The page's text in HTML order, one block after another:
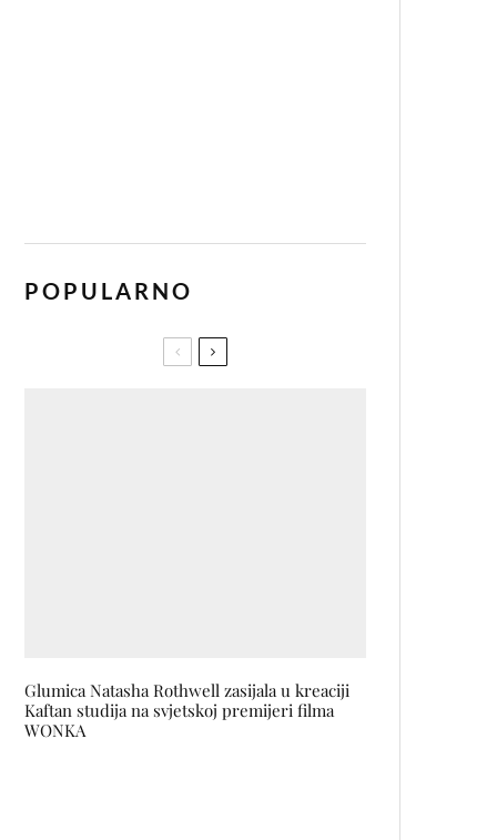
POPULARNO
Glumica Natasha Rothwell zasijala u kreaciji
Kaftan studija na svjetskoj premijeri filma
WONKA